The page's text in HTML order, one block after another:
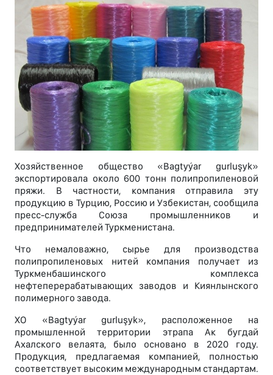
Хозяйственное общество «Bagtyýar gurluşyk»
экспортировала около 600 тонн полипропиленовой
пряжи. В частности, компания отправила эту
продукцию в Турцию, Россию и Узбекистан, сообщила
пресс-служба Союза промышленников и
предпринимателей Туркменистана.
Что немаловажно, сырье для производства
полипропиленовых нитей компания получает из
Туркменбашинского комплекса
нефтеперерабатывающих заводов и Киянлынского
полимерного завода.
ХО «Bagtyýar gurluşyk», расположенное на
промышленной территории этрапа Ак бугдай
Ахалского велаята, было основано в 2020 году.
Продукция, предлагаемая компанией, полностью
соответствует высоким международным стандартам.